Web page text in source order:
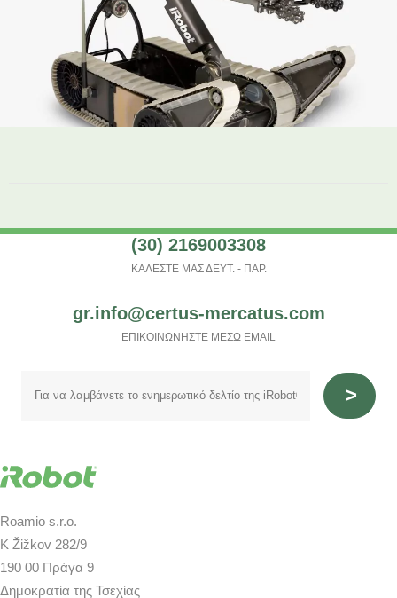
(30) 2169003308
ΚΑΛΕΣΤΕ ΜΑΣ ΔΕΥΤ. - ΠΑΡ.
gr.info@certus-mercatus.com
ΕΠΙΚΟΙΝΩΝΗΣΤΕ ΜΕΣΩ EMAIL
Roamio s.r.o.
K Žižkov 282/9
190 00 Πράγα 9
Δημοκρατία της Τσεχίας